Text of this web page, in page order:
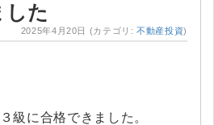
た
2025年4月20日 (カテゴリ:不動産投資)
級に合格できました。